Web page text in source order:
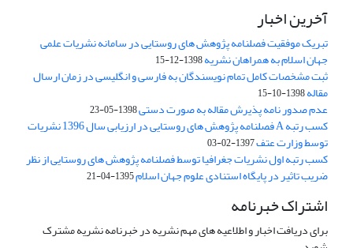
آخرین اخبار
تبریک موفقیت فصلنامه پژوهش های روستایی در سامانه نشریات علمی
جهان اسلام به همراهان نشریه1398-12-15
ثبت مشخصات کامل تمام نویسندگان به فارسی و انگلیسی در زمان ارسال
مقاله1398-10-15
عدم صدور نامه پذیرش مقاله به صورت دستی1398-05-23
کسب رتبه A فصلنامه پژوهش های روستایی در ارزیابی سال 1396 نشریات
توسط وزارت عتف1397-02-03
کسب رتبه اول نشریات جغرافیا توسط فصلنامه پژوهش های روستایی از نظر
ضریب تاثیر در پایگاه استنادی علوم جهان اسلام1395-04-21
اشتراک خبرنامه
برای دریافت اخبار و اطلاعیه های مهم نشریه در خبرنامه نشریه مشترک